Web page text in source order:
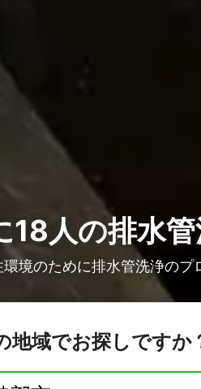
18人の排水
境のために排水管洗浄のプ
地域でお探しですか